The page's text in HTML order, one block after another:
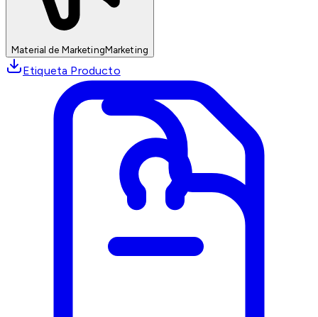
Material de MarketingMarketing
Etiqueta Producto